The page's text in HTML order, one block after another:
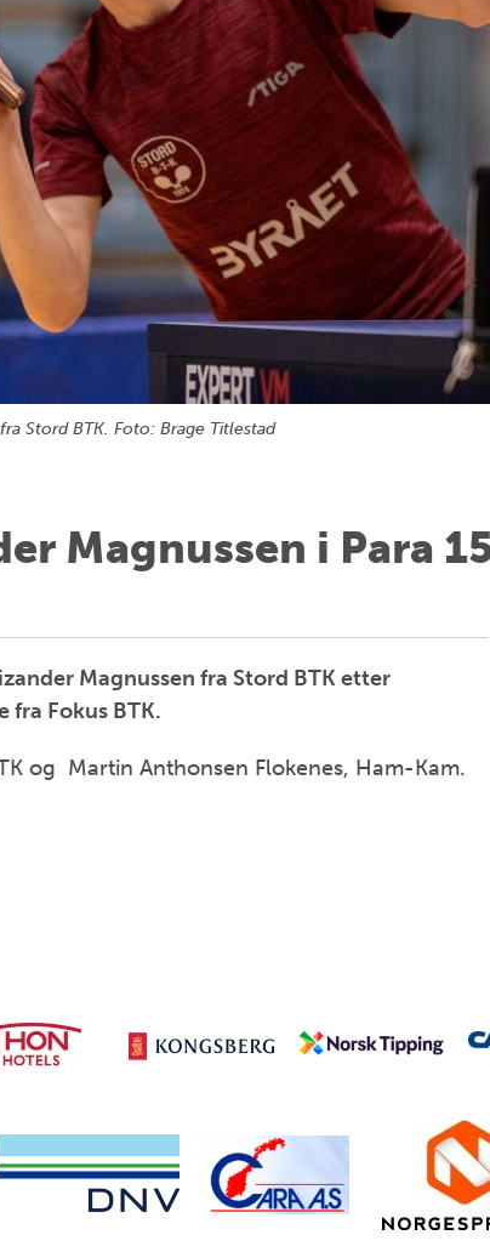
Stord BTK. Foto: Brage Titlestad
Magnussen i Para
Magnussen fra Stord BTK etter
fra Fokus BTK.
og Martin Anthonsen Flokenes, Ham-Kam.